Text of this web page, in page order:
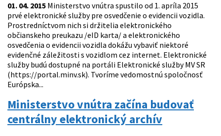
01. 04. 2015 Ministerstvo vnútra spustilo od 1. apríla 2015
prvé elektronické služby pre osvedčenie o evidencii vozidla.
Prostredníctvom nich si držitelia elektronického
občianskeho preukazu /eID karta/ a elektronického
osvedčenia o evidencii vozidla dokážu vybaviť niektoré
evidenčné záležitosti s vozidlom cez internet. Elektronické
služby budú dostupné na portáli Elektronické služby MV SR
(https://portal.minv.sk). Tvoríme vedomostnú spoločnosť
Európska...
Ministerstvo vnútra začína budovať
centrálny elektronický archív